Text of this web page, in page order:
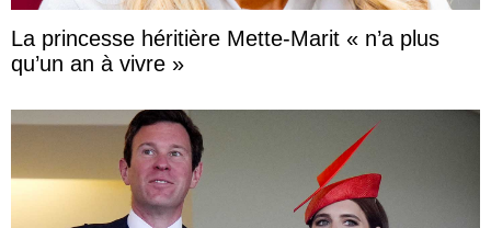
La princesse héritière Mette-Marit « n’a plus
qu’un an à vivre »